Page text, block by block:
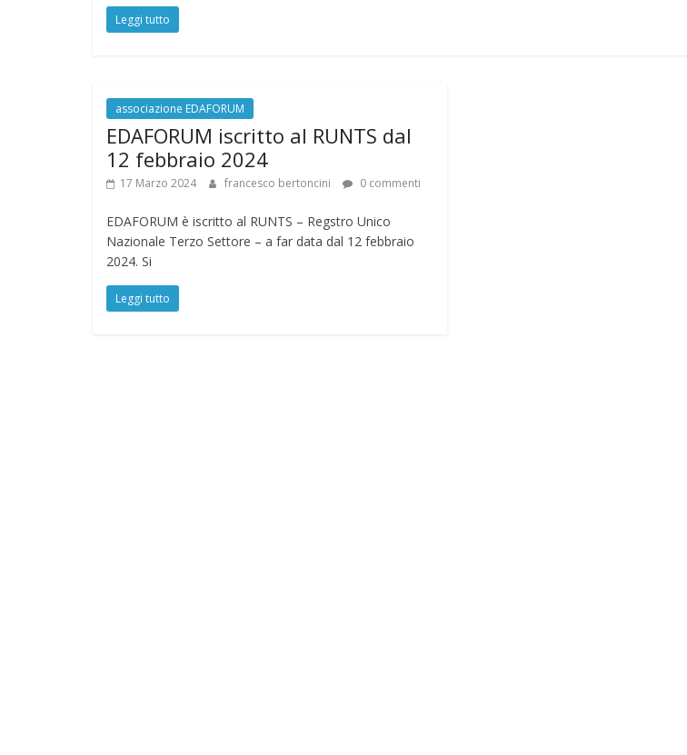
Leggi tutto
associazione EDAFORUM
EDAFORUM iscritto al RUNTS dal
12 febbraio 2024
17 Marzo 2024 francesco bertoncini 0 commenti
EDAFORUM è iscritto al RUNTS – Regstro Unico
Nazionale Terzo Settore – a far data dal 12 febbraio
2024. Si
Leggi tutto